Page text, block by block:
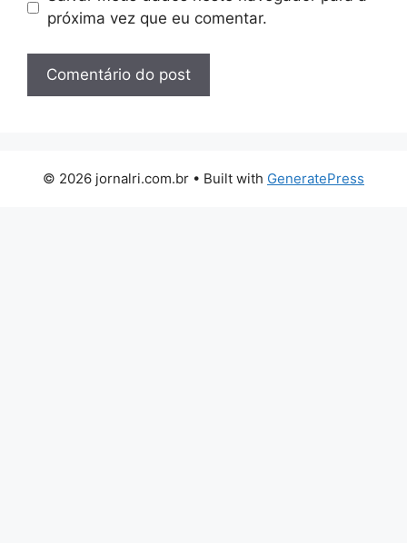
próxima vez que eu comentar.
© 2026 jornalri.com.br • Built with GeneratePress